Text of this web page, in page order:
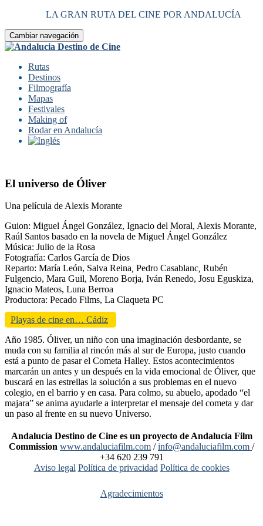
LA GRAN RUTA DEL CINE POR ANDALUCÍA
Cambiar navegación
Rutas
Destinos
Filmografía
Mapas
Festivales
Making of
Rodar en Andalucía
El universo de Óliver
Una película de Alexis Morante
Guion: Miguel Ángel González, Ignacio del Moral, Alexis Morante,
Raúl Santos basado en la novela de Miguel Ángel González
Música: Julio de la Rosa
Fotografía: Carlos García de Dios
Reparto: María León, Salva Reina, Pedro Casablanc, Rubén
Fulgencio, Mara Guil, Moreno Borja, Iván Renedo, Josu Eguskiza,
Ignacio Mateos, Luna Berroa
Productora: Pecado Films, La Claqueta PC
Playas de cine en… Cádiz
Año 1985. Óliver, un niño con una imaginación desbordante, se
muda con su familia al rincón más al sur de Europa, justo cuando
está a punto de pasar el Cometa Halley. Estos acontecimientos
marcarán un antes y un después en la vida emocional de Óliver, que
buscará en las estrellas la solución a sus problemas en el nuevo
colegio, en el barrio y en casa. Para colmo, su abuelo, apodado “el
majara” se anima ayudarle a interpretar el mensaje del cometa y dar
un paso al frente en su nuevo Universo.
Andalucía Destino de Cine es un proyecto de Andalucía Film
Commission www.andaluciafilm.com /info@andaluciafilm.com /
+34 620 239 791
Aviso legal Política de privacidad Política de cookies
Agradecimientos